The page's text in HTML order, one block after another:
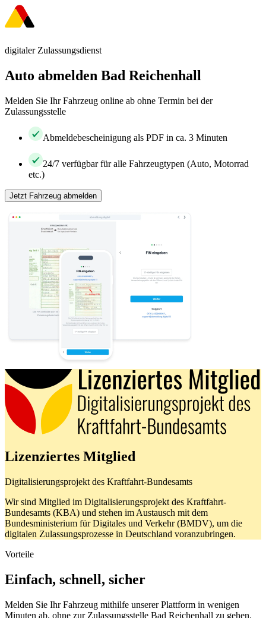
digitaler Zulassungsdienst
Auto abmelden Bad Reichenhall
Melden Sie Ihr Fahrzeug online ab ohne Termin bei der
Zulassungsstelle
Abmeldebescheinigung als PDF in ca. 3 Minuten
24/7 verfügbar für alle Fahrzeugtypen (Auto, Motorrad
etc.)
Jetzt Fahrzeug abmelden
Lizenziertes Mitglied
Digitalisierungsprojekt des Kraftfahrt-Bundesamts
Wir sind Mitglied im Digitalisierungsprojekt des Kraftfahrt-
Bundesamts (KBA) und stehen im Austausch mit dem
Bundesministerium für Digitales und Verkehr (BMDV), um die
digitalen Zulassungsprozesse in Deutschland voranzubringen.
Vorteile
Einfach, schnell, sicher
Melden Sie Ihr Fahrzeug mithilfe unserer Plattform in wenigen
Minuten ab, ohne zur Zulassungsstelle Bad Reichenhall zu gehen.